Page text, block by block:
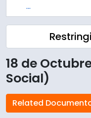
...
18 de
Social)
Related